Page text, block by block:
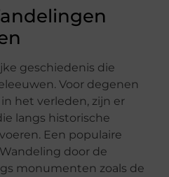
geschiedenis die
Voor degenen
het verleden, zijn er
langs historische
Een populaire
door de
monumenten zoals de